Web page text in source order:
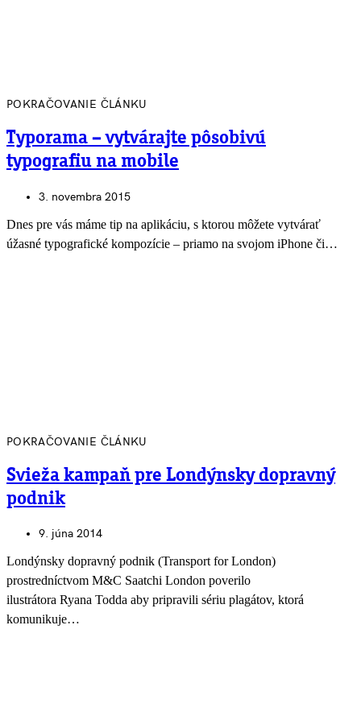
POKRAČOVANIE ČLÁNKU
Typorama – vytvárajte pôsobivú
typografiu na mobile
3. novembra 2015
Dnes pre vás máme tip na aplikáciu, s ktorou môžete vytvárať
úžasné typografické kompozície – priamo na svojom iPhone či…
POKRAČOVANIE ČLÁNKU
Svieža kampaň pre Londýnsky dopravný
podnik
9. júna 2014
Londýnsky dopravný podnik (Transport for London)
prostredníctvom M&C Saatchi London poverilo
ilustrátora Ryana Todda aby pripravili sériu plagátov, ktorá
komunikuje…